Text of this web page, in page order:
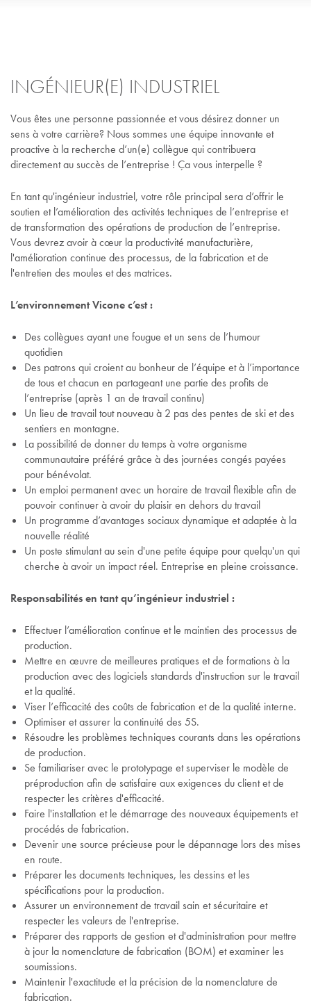
INGÉNIEUR(E) INDUSTRIEL
Vous êtes une personne passionnée et vous désirez donner un
sens à votre carrière? Nous sommes une équipe innovante et
proactive à la recherche d’un(e) collègue qui contribuera
directement au succès de l’entreprise ! Ça vous interpelle ?
En tant qu'ingénieur industriel, votre rôle principal sera d’offrir le
soutien et l’amélioration des activités techniques de l’entreprise et
de transformation des opérations de production de l’entreprise.
Vous devrez avoir à cœur la productivité manufacturière,
l'amélioration continue des processus, de la fabrication et de
l'entretien des moules et des matrices.
L’environnement Vicone c’est :
Des collègues ayant une fougue et un sens de l’humour
quotidien
Des patrons qui croient au bonheur de l’équipe et à l’importance
de tous et chacun en partageant une partie des profits de
l’entreprise (après 1 an de travail continu)
Un lieu de travail tout nouveau à 2 pas des pentes de ski et des
sentiers en montagne.
La possibilité de donner du temps à votre organisme
communautaire préféré grâce à des journées congés payées
pour bénévolat.
Un emploi permanent avec un horaire de travail flexible afin de
pouvoir continuer à avoir du plaisir en dehors du travail
Un programme d’avantages sociaux dynamique et adaptée à la
nouvelle réalité
Un poste stimulant au sein d'une petite équipe pour quelqu'un qui
cherche à avoir un impact réel. Entreprise en pleine croissance.
Responsabilités en tant qu’ingénieur industriel :
Effectuer l’amélioration continue et le maintien des processus de
production.
Mettre en œuvre de meilleures pratiques et de formations à la
production avec des logiciels standards d'instruction sur le travail
et la qualité.
Viser l’efficacité des coûts de fabrication et de la qualité interne.
Optimiser et assurer la continuité des 5S.
Résoudre les problèmes techniques courants dans les opérations
de production.
Se familiariser avec le prototypage et superviser le modèle de
préproduction afin de satisfaire aux exigences du client et de
respecter les critères d'efficacité.
Faire l'installation et le démarrage des nouveaux équipements et
procédés de fabrication.
Devenir une source précieuse pour le dépannage lors des mises
en route.
Préparer les documents techniques, les dessins et les
spécifications pour la production.
Assurer un environnement de travail sain et sécuritaire et
respecter les valeurs de l'entreprise.
Préparer des rapports de gestion et d'administration pour mettre
à jour la nomenclature de fabrication (BOM) et examiner les
soumissions.
Maintenir l'exactitude et la précision de la nomenclature de
fabrication.